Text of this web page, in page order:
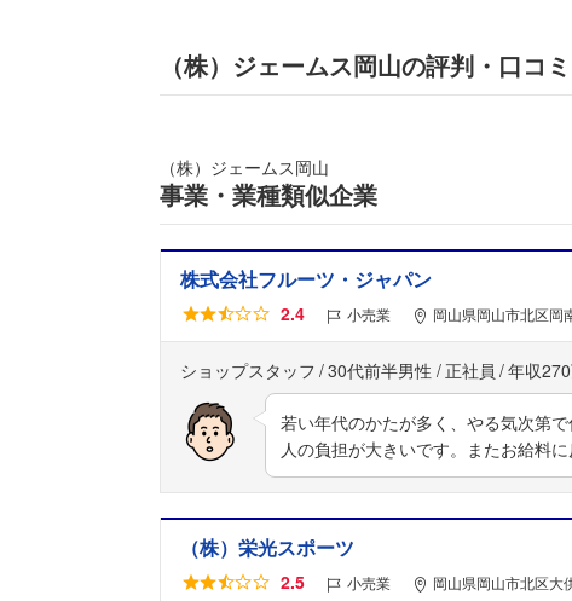
（株）ジェームス岡山の評判・口コミ
（株）ジェームス岡山
事業・業種類似企業
株式会社フルーツ・ジャパン
2.4 小売業 岡山県岡山市北区岡
ショップスタッフ 30代前半男性 正社員 年収
若い年代のかたが多く、やる気次第
人の負担が大きいです。またお給料
（株）栄光スポーツ
2.5 小売業 岡山県岡山市北区大